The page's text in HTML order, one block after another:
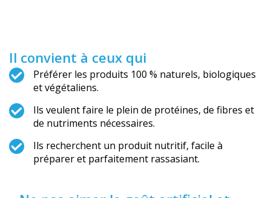
Il convient à ceux qui
Préférer les produits 100 % naturels, biologiques
et végétaliens.
Ils veulent faire le plein de protéines, de fibres et
de nutriments nécessaires.
Ils recherchent un produit nutritif, facile à
préparer et parfaitement rassasiant.